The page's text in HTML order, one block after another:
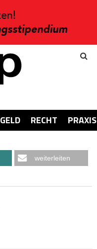
GELD RECHT PRAXIS
weiterleiten